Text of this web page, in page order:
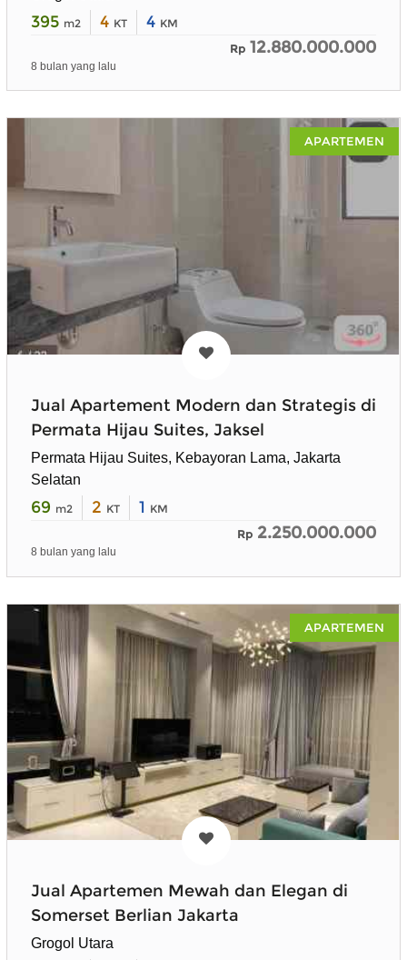
395 m2 4 KT 4 KM
Rp 12.880.000.000
8 bulan yang lalu
APARTEMEN
Jual Apartement Modern dan Strategis di
Permata Hijau Suites, Jaksel
Permata Hijau Suites, Kebayoran Lama, Jakarta
Selatan
69 m2 2 KT 1 KM
Rp 2.250.000.000
8 bulan yang lalu
APARTEMEN
Jual Apartemen Mewah dan Elegan di
Somerset Berlian Jakarta
Grogol Utara